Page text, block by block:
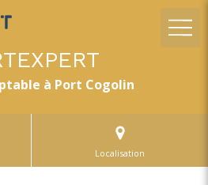
à Port Cogolin
Localisation